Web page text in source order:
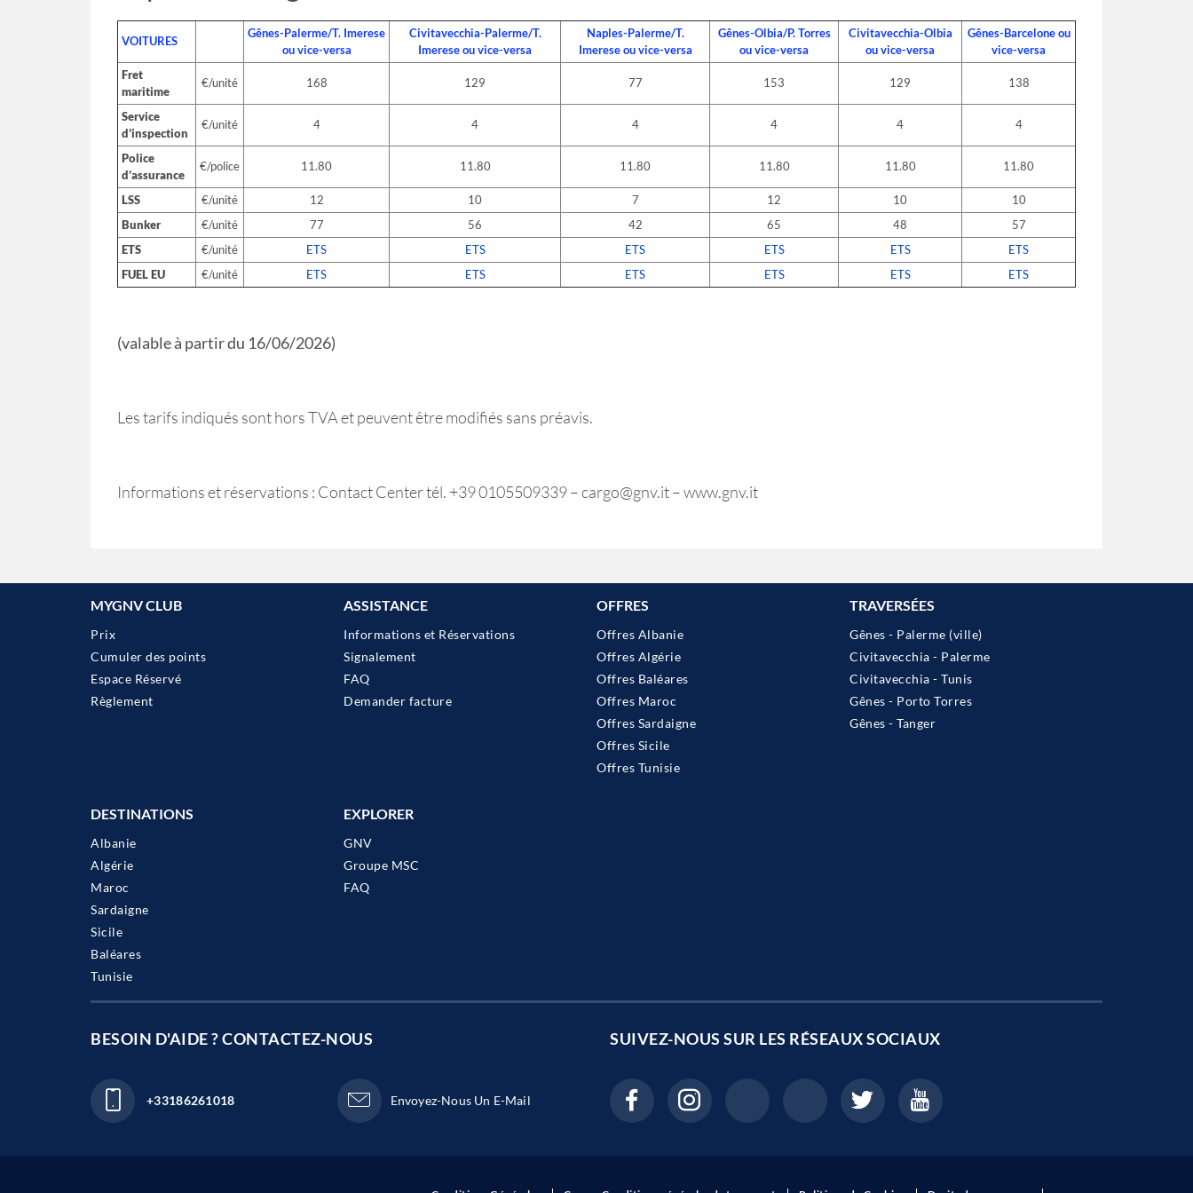
VOITURES
Gênes-Palerme/T. Imerese
ou vice-versa
Civitavecchia-Palerme/T.
Imerese ou vice-versa
Naples-Palerme/T.
Imerese ou vice-versa
Gênes-Olbia/P. Torres
ou vice-versa
Civitavecchia-Olbia
ou vice-versa
Gênes-Barcelone ou
vice-versa
Fret
maritime
€/unité 168 129 77 153 129 138
Service
d’inspection
€/unité 4 4 4 4 4 4
Police
d’assurance
€/police 11.80 11.80 11.80 11.80 11.80 11.80
LSS €/unité 12 10 7 12 10
10
Bunker
€/unité 77 56 42 65 48
57
ETS
€/unité ETS ETS ETS ETS ETS
ETS
FUEL EU
€/unité ETS ETS ETS ETS ETS ETS
(valable à partir du 16/06/2026)
Les tarifs indiqués sont hors TVA et peuvent être modifiés sans préavis.
Informations et réservations : Contact Center tél. +39 0105509339 – cargo@gnv.it – www.gnv.it
MYGNV CLUB
Prix
Cumuler des points
Espace Réservé
Règlement
ASSISTANCE
Informations et Réservations
Signalement
FAQ
Demander facture
OFFRES
Offres Albanie
Offres Algérie
Offres Baléares
Offres Maroc
Offres Sardaigne
Offres Sicile
Offres Tunisie
TRAVERSÉES
Gênes - Palerme (ville)
Civitavecchia - Palerme
Civitavecchia - Tunis
Gênes - Porto Torres
Gênes - Tanger
DESTINATIONS
Albanie
Algérie
Maroc
Sardaigne
Sicile
Baléares
Tunisie
EXPLORER
GNV
Groupe MSC
FAQ
BESOIN D'AIDE ? CONTACTEZ-NOUS
+33186261018 Envoyez-Nous Un E-Mail
SUIVEZ-NOUS SUR LES RÉSEAUX SOCIAUX
personnaliser